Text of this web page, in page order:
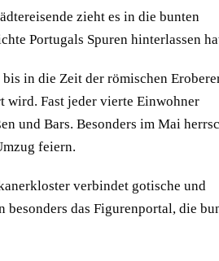
zieht es in die bunten
Portugals Spuren hinterlassen
in die Zeit der römischen
wird. Fast jeder vierte Einwohner
und Bars. Besonders im Mai
feiern.
verbindet gotische und
besonders das Figurenportal, die